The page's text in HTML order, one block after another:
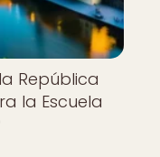
República
la Escuela